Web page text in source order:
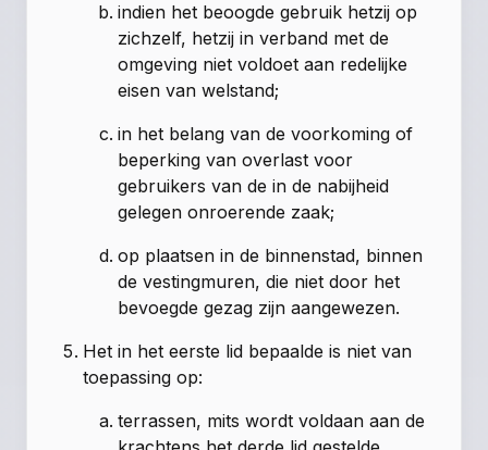
indien het beoogde gebruik hetzij op
zichzelf, hetzij in verband met de
omgeving niet voldoet aan redelijke
eisen van welstand;
in het belang van de voorkoming of
beperking van overlast voor
gebruikers van de in de nabijheid
gelegen onroerende zaak;
op plaatsen in de binnenstad, binnen
de vestingmuren, die niet door het
bevoegde gezag zijn aangewezen.
Het in het eerste lid bepaalde is niet van
toepassing op:
terrassen, mits wordt voldaan aan de